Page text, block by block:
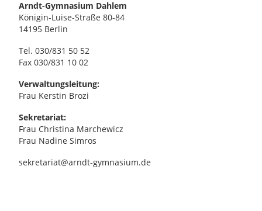
Arndt-Gymnasium Dahlem
Königin-Luise-Straße 80-84
14195 Berlin
Tel. 030/831 50 52
Fax 030/831 10 02
Verwaltungsleitung:
Frau Kerstin Brozi
Sekretariat:
Frau Christina Marchewicz
Frau Nadine Simros
sekretariat@arndt-gymnasium.de